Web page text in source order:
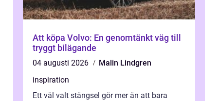
Att köpa Volvo: En genomtänkt väg till
tryggt bilägande
04 augusti 2026
Malin Lindgren
inspiration
Ett väl valt stängsel gör mer än att bara